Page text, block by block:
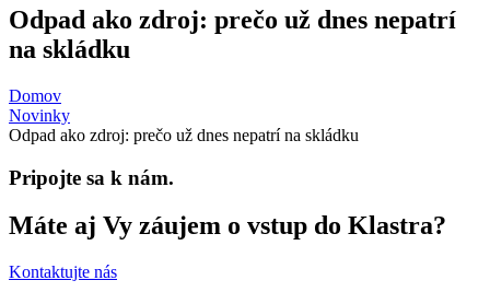
Odpad ako zdroj: prečo už dnes nepatrí
na skládku
Domov
Novinky
Odpad ako zdroj: prečo už dnes nepatrí na skládku
Pripojte sa k nám.
Máte aj Vy záujem o vstup do Klastra?
Kontaktujte nás